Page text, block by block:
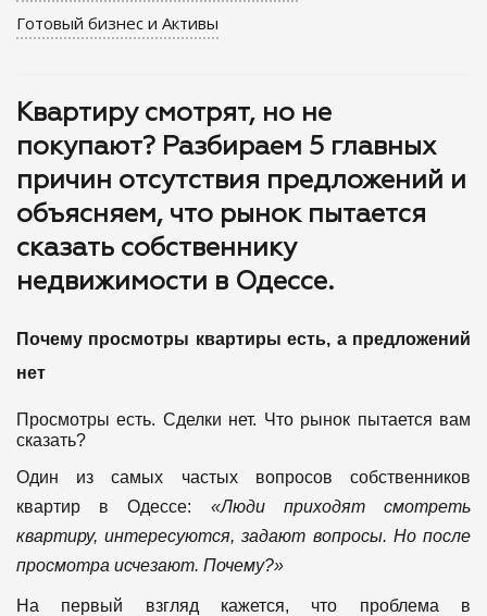
Готовый бизнес и Активы
Квартиру смотрят, но не
покупают? Разбираем 5 главных
причин отсутствия предложений и
объясняем, что рынок пытается
сказать собственнику
недвижимости в Одессе.
Почему просмотры квартиры есть, а предложений
нет
Просмотры есть. Сделки нет. Что рынок пытается вам
сказать?
Один из самых частых вопросов собственников
квартир в Одессе: «Люди приходят смотреть
квартиру, интересуются, задают вопросы. Но после
просмотра исчезают. Почему?»
На первый взгляд кажется, что проблема в